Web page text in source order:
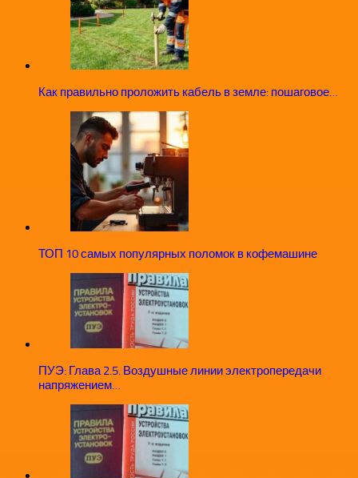
Как правильно проложить кабель в земле: пошаговое…
ТОП 10 самых популярных поломок в кофемашине
ПУЭ: Глава 2.5. Воздушные линии электропередачи
напряжением…